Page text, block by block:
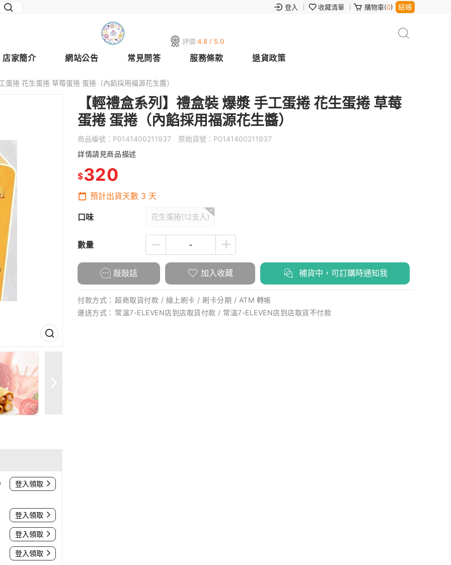
登入 收藏清單 購物車(0) 結帳
評價:4.8 / 5.0
店家簡介 網站公告 常見問答 服務條款 退貨政策
蛋捲 花生蛋捲 草莓蛋捲 蛋捲（內餡採用福源花生醬）
登入領取
登入領取
登入領取
登入領取
【輕禮盒系列】禮盒裝 爆漿 手工蛋捲 花生蛋捲 草莓
蛋捲 蛋捲（內餡採用福源花生醬）
商品編號： P0141400211937 原始貨號： P0141400211937
詳情請見商品描述
$320
預計出貨天數 3 天
口味 花生蛋捲(12支入)
數量
敲敲話 加入收藏 補貨中，可訂購時通知我
付款方式： 超商取貨付款 / 線上刷卡 / 刷卡分期 / ATM 轉帳
運送方式： 常溫7-ELEVEN店到店取貨付款 / 常溫7-ELEVEN店到店取貨不付款